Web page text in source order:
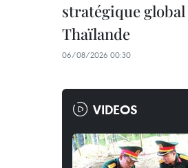
stratégique
Thaïlande
06/08/2026 00:30
VIDEOS